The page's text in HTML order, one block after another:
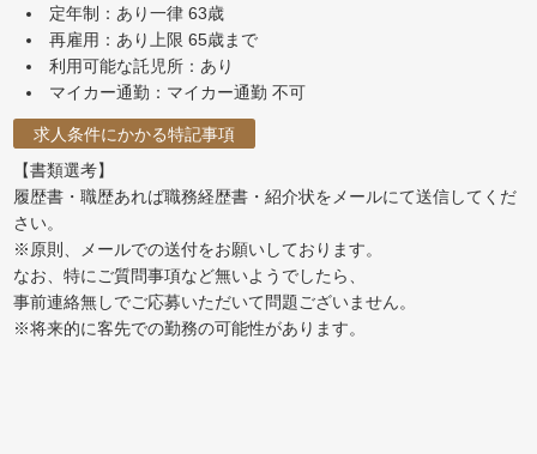
定年制：あり一律 63歳
再雇用：あり上限 65歳まで
利用可能な託児所：あり
マイカー通勤：マイカー通勤 不可
求人条件にかかる特記事項
【書類選考】
履歴書・職歴あれば職務経歴書・紹介状をメールにて送信してくだ
さい。
※原則、メールでの送付をお願いしております。
なお、特にご質問事項など無いようでしたら、
事前連絡無しでご応募いただいて問題ございません。
※将来的に客先での勤務の可能性があります。